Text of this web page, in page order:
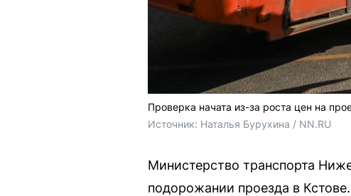
Проверка начата из-за роста цен на
Источник: Наталья Бурухина / NN.RU
Министерство транспорта
подорожании проезда в